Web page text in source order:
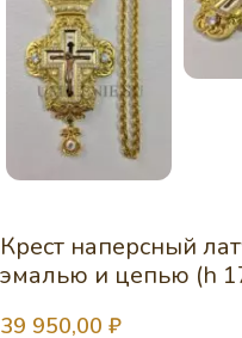
Крест наперсный
эмалью и цепью (h
39 950,00 ₽